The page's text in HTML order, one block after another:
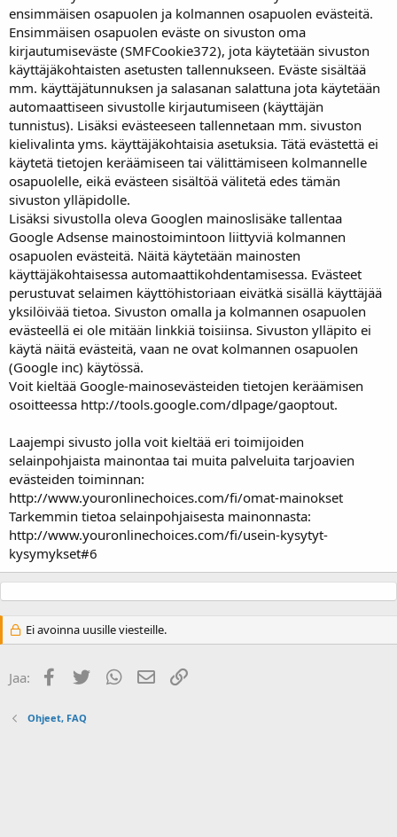
ensimmäisen osapuolen ja kolmannen osapuolen evästeitä.
Ensimmäisen osapuolen eväste on sivuston oma
kirjautumiseväste (SMFCookie372), jota käytetään sivuston
käyttäjäkohtaisten asetusten tallennukseen. Eväste sisältää
mm. käyttäjätunnuksen ja salasanan salattuna jota käytetään
automaattiseen sivustolle kirjautumiseen (käyttäjän
tunnistus). Lisäksi evästeeseen tallennetaan mm. sivuston
kielivalinta yms. käyttäjäkohtaisia asetuksia. Tätä evästettä ei
käytetä tietojen keräämiseen tai välittämiseen kolmannelle
osapuolelle, eikä evästeen sisältöä välitetä edes tämän
sivuston ylläpidolle.
Lisäksi sivustolla oleva Googlen mainoslisäke tallentaa
Google Adsense mainostoimintoon liittyviä kolmannen
osapuolen evästeitä. Näitä käytetään mainosten
käyttäjäkohtaisessa automaattikohdentamisessa. Evästeet
perustuvat selaimen käyttöhistoriaan eivätkä sisällä käyttäjää
yksilöivää tietoa. Sivuston omalla ja kolmannen osapuolen
evästeellä ei ole mitään linkkiä toisiinsa. Sivuston ylläpito ei
käytä näitä evästeitä, vaan ne ovat kolmannen osapuolen
(Google inc) käytössä.
Voit kieltää Google-mainosevästeiden tietojen keräämisen
osoitteessa http://tools.google.com/dlpage/gaoptout.
Laajempi sivusto jolla voit kieltää eri toimijoiden
selainpohjaista mainontaa tai muita palveluita tarjoavien
evästeiden toiminnan:
http://www.youronlinechoices.com/fi/omat-mainokset
Tarkemmin tietoa selainpohjaisesta mainonnasta:
http://www.youronlinechoices.com/fi/usein-kysytyt-
kysymykset#6
Ei avoinna uusille viesteille.
Jaa: Facebook
Twitter WhatsAppSähköposti
Ohjeet, FAQ